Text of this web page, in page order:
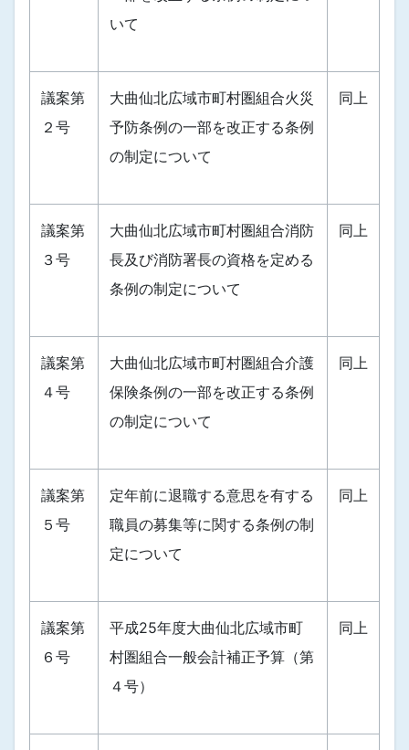
いて
議案第
２号
大曲仙北広域市町村圏組合火災
予防条例の一部を改正する条例
の制定について
同上
議案第
３号
大曲仙北広域市町村圏組合消防
長及び消防署長の資格を定める
条例の制定について
同上
議案第
４号
大曲仙北広域市町村圏組合介護
保険条例の一部を改正する条例
の制定について
同上
議案第
５号
定年前に退職する意思を有する
職員の募集等に関する条例の制
定について
同上
議案第
６号
平成25年度大曲仙北広域市町
村圏組合一般会計補正予算（第
４号）
同上